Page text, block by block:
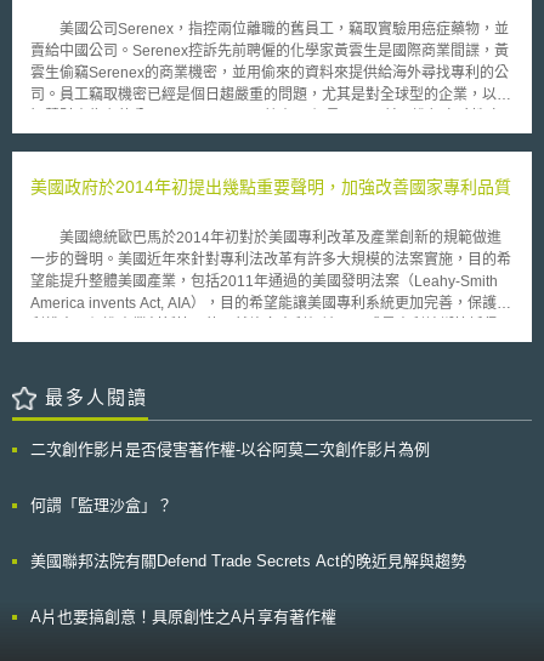
美國公司Serenex，指控兩位離職的舊員工，竊取實驗用癌症藥物，並
賣給中國公司。Serenex控訴先前聘僱的化學家黃雲生是國際商業間諜，黃
雲生偷竊Serenex的商業機密，並用偷來的資料來提供給海外尋找專利的公
司。員工竊取機密已經是個日趨嚴重的問題，尤其是對全球型的企業，以及
症藥物的人體測試。根據報告Serenex自2001年設立後，所募得的風險資本
起訴訟，同時也將北京國藥龍立科技公司、基爾生物科技公司以及負責人
Serenex以提出訴訟的方式來保護他們的產品，並且希望調查是被百分之百
確信，沒有人會去提出偽造的主張，並在起訴書上陳述，黃雲生在竊取機密
後，Serenex於二月時將他解雇，但是黃雲生的律師Walter Schmidlin抗辯
說明黃雲生自願離職，並且否認有做任何不法情事。Schmidlin同時表示
Serenex並不能提出任何證據證明黃雲生拿了商業機密資料。
美國政府於2014年初提出幾點重要聲明，加強改善國家專利品質
美國總統歐巴馬於2014年初對於美國專利改革及產業創新的規範做進
一步的聲明。美國近年來針對專利法改革有許多大規模的法案實施，目的希
望能提升整體美國產業，包括2011年通過的美國發明法案（Leahy-Smith
America invents Act, AIA），目的希望能讓美國專利系統更加完善，保護專
權，反而讓專利權被用來當做專利訴訟的一個工具，花費更多的經費在訴訟
為了能鼓勵創新及增加專利系統的品質而發布幾點執行聲明（executive
actions）： 1、著重prior art的檢索：USPTO開始著重prior art的搜尋，幫
練，讓專利審查人能隨時更新最新的技術，能在審查過程中對於技術上的認
人對於如何申請專利及如何使其專利被妥善保護等規範較缺乏相關資訊、或
最多人閱讀
二次創作影片是否侵害著作權-以谷阿莫二次創作影片為例
何謂「監理沙盒」？
美國聯邦法院有關Defend Trade Secrets Act的晚近見解與趨勢
A片也要搞創意！具原創性之A片享有著作權